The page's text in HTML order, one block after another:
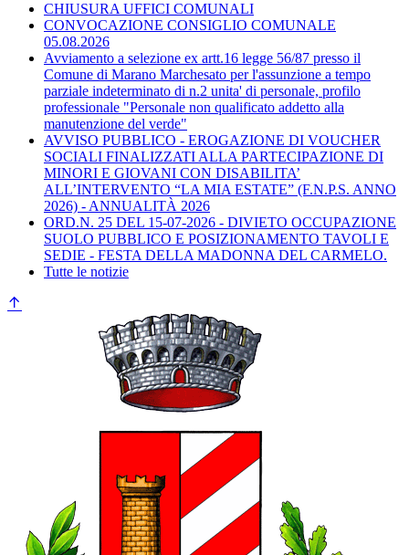
CHIUSURA UFFICI COMUNALI
CONVOCAZIONE CONSIGLIO COMUNALE
05.08.2026
Avviamento a selezione ex artt.16 legge 56/87 presso il
Comune di Marano Marchesato per l'assunzione a tempo
parziale indeterminato di n.2 unita' di personale, profilo
professionale "Personale non qualificato addetto alla
manutenzione del verde"
AVVISO PUBBLICO - EROGAZIONE DI VOUCHER
SOCIALI FINALIZZATI ALLA PARTECIPAZIONE DI
MINORI E GIOVANI CON DISABILITA’
ALL’INTERVENTO “LA MIA ESTATE” (F.N.P.S. ANNO
2026) - ANNUALITÀ 2026
ORD.N. 25 DEL 15-07-2026 - DIVIETO OCCUPAZIONE
SUOLO PUBBLICO E POSIZIONAMENTO TAVOLI E
SEDIE - FESTA DELLA MADONNA DEL CARMELO.
Tutte le notizie